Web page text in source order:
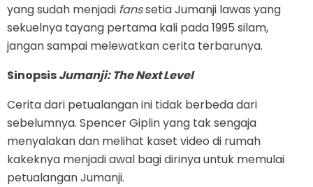
yang sudah menjadi fanssetia Jumanji lawas yang
sekuelnya tayang pertama kali pada 1995 silam,
jangan sampai melewatkan cerita terbarunya.
SinopsisJumanji: The Next Level
Cerita dari petualangan ini tidak berbeda dari
sebelumnya. Spencer Giplin yang tak sengaja
menyalakan dan melihat kaset video di rumah
kakeknya menjadi awal bagi dirinya untuk memulai
petualangan Jumanji.